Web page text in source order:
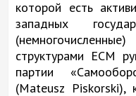
которой есть
западных
структурами ЕСМ
партии
(Mateusz Piskorski),